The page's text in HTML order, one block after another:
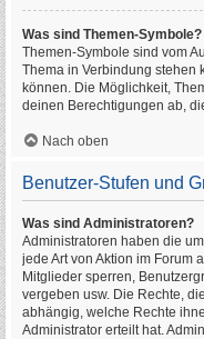
Was sind Themen-Symbole?
Themen-Symbole sind vom
Thema in Verbindung stehen
können. Die Möglichkeit,
deinen Berechtigungen ab,
Nach oben
Benutzer-Stufen und
Was sind Administratoren?
Administratoren haben die
jede Art von Aktion im Forum
Mitglieder sperren,
vergeben usw. Die Rechte,
abhängig, welche Rechte
Administrator erteilt hat.